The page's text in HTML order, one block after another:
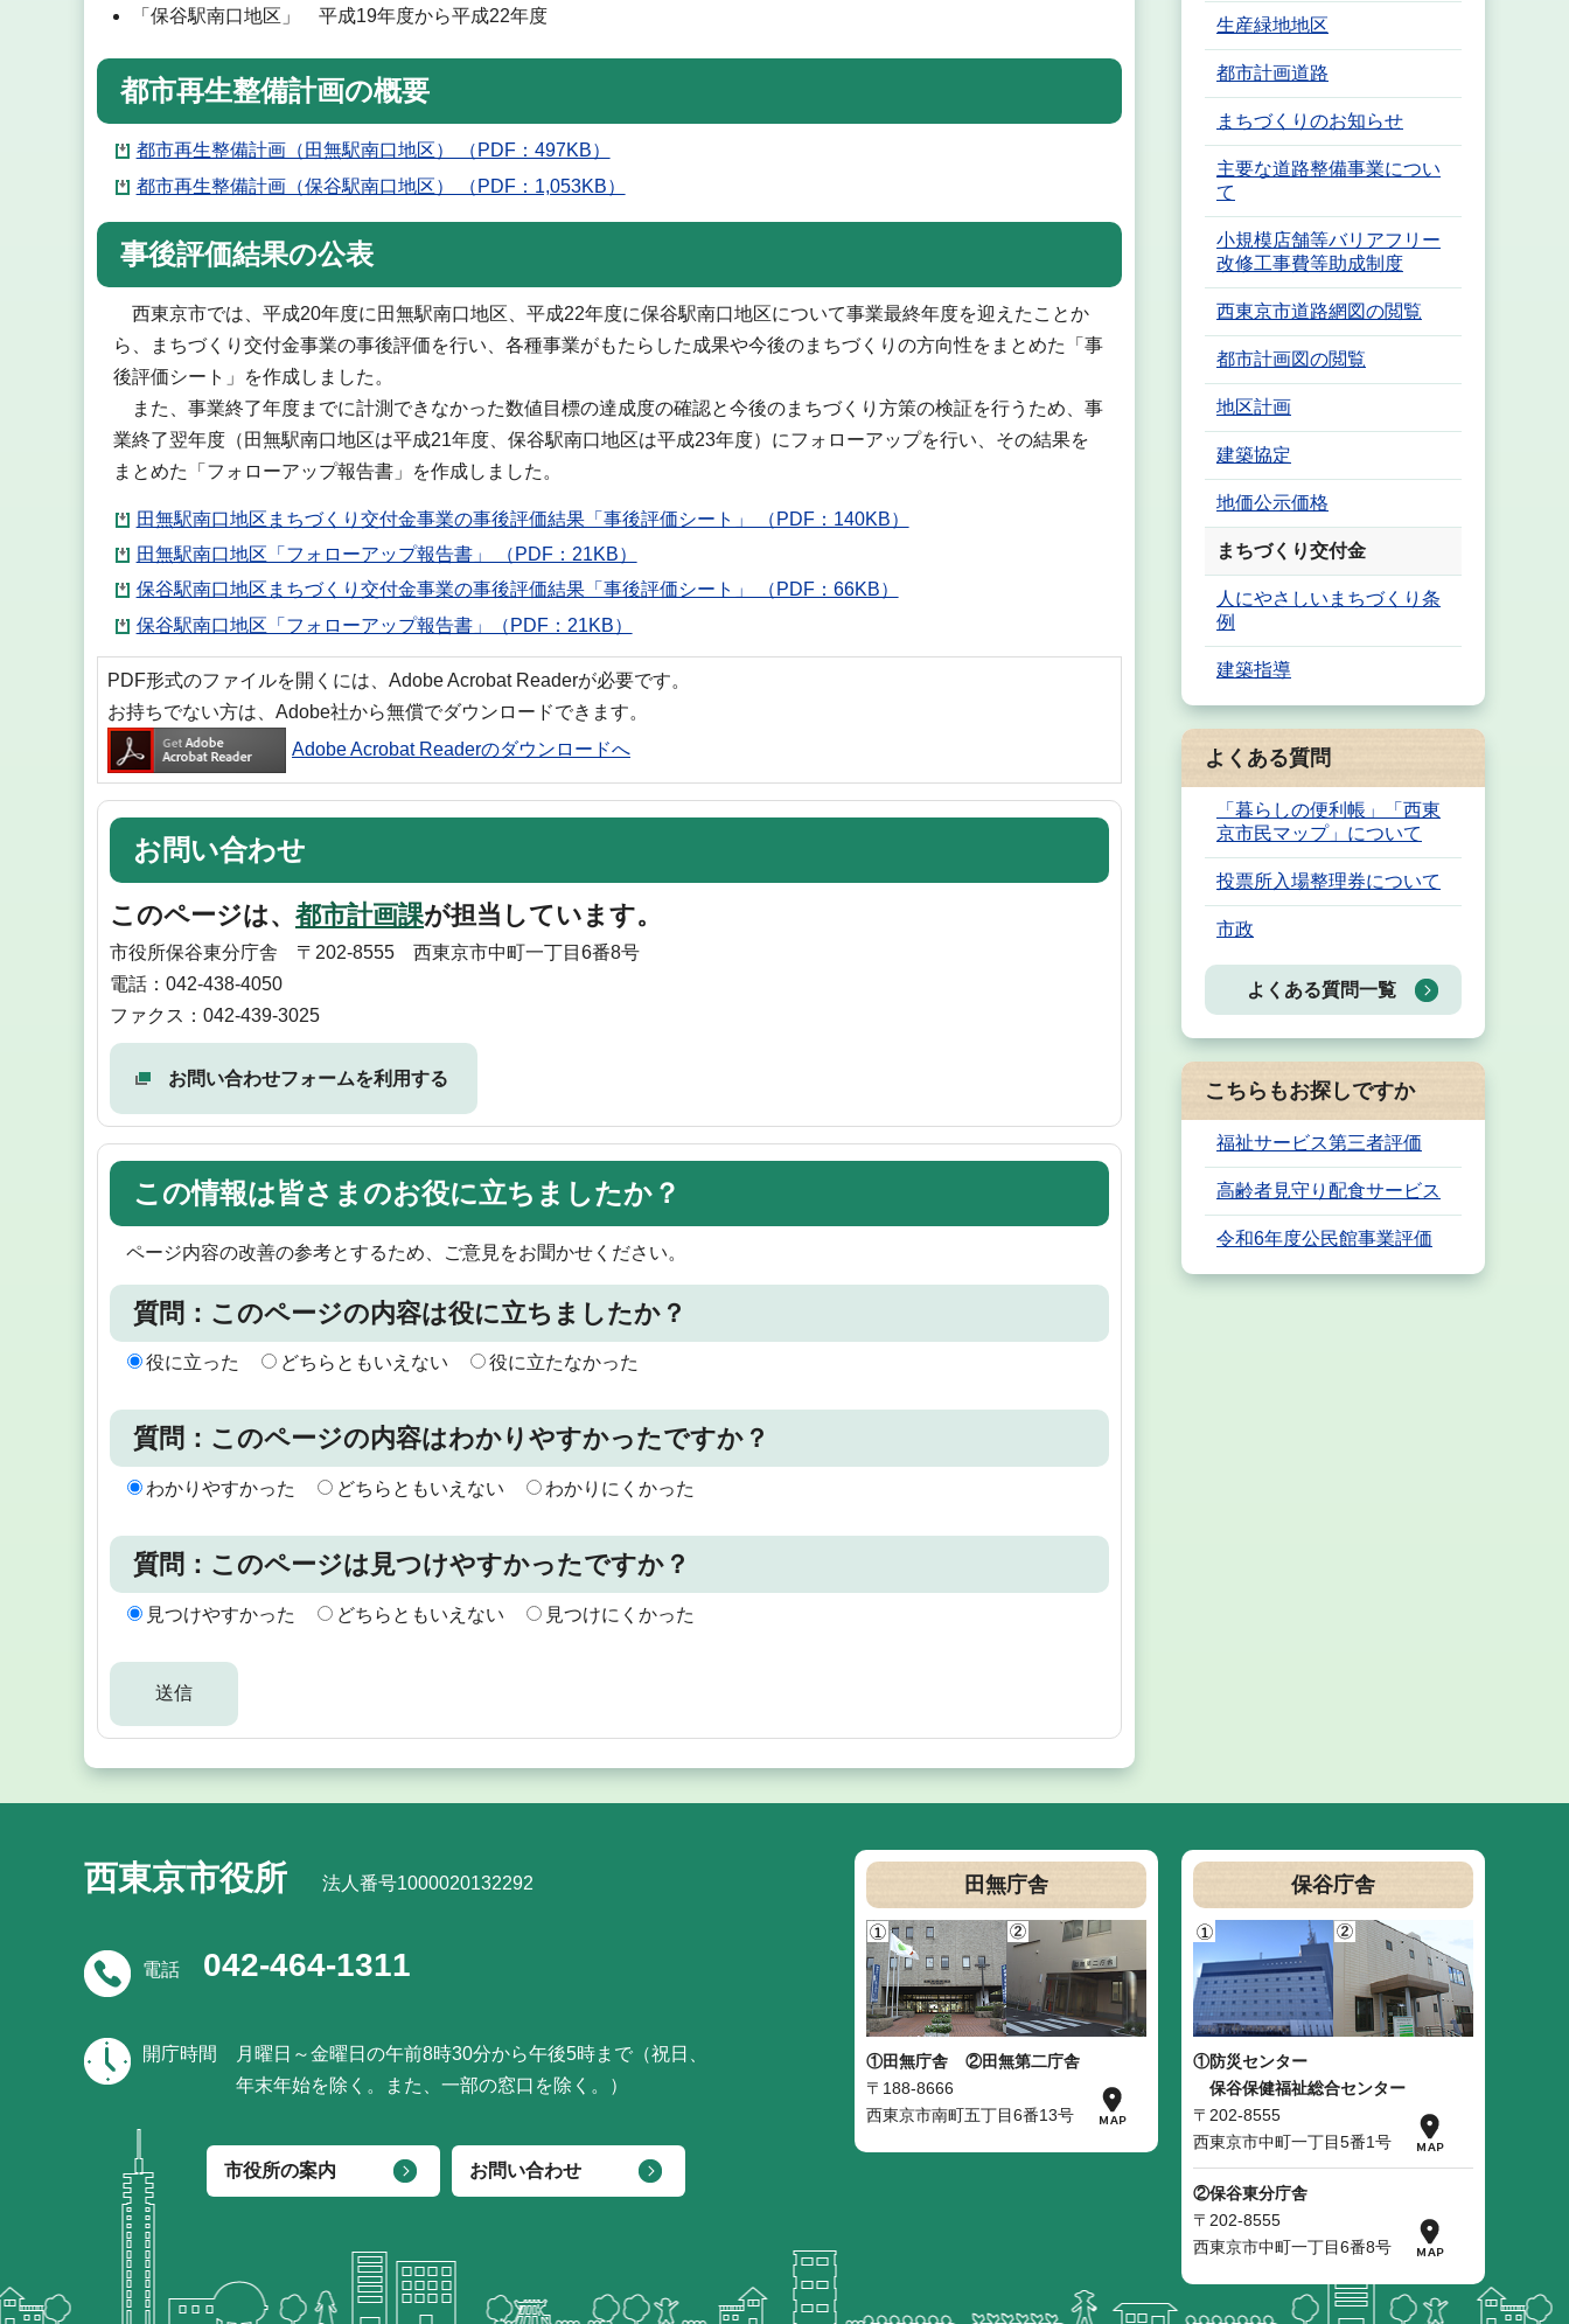
「保谷駅南口地区」 平成19年度から平成22年度
都市再生整備計画の概要
都市再生整備計画（田無駅南口地区） （PDF：497KB）
都市再生整備計画（保谷駅南口地区） （PDF：1,053KB）
事後評価結果の公表
西東京市では、平成20年度に田無駅南口地区、平成22年度に保谷駅南口地区について事業最終年度を迎えたことか
ら、まちづくり交付金事業の事後評価を行い、各種事業がもたらした成果や今後のまちづくりの方向性をまとめた「事
後評価シート」を作成しました。
また、事業終了年度までに計測できなかった数値目標の達成度の確認と今後のまちづくり方策の検証を行うため、事
業終了翌年度（田無駅南口地区は平成21年度、保谷駅南口地区は平成23年度）にフォローアップを行い、その結果を
まとめた「フォローアップ報告書」を作成しました。
田無駅南口地区まちづくり交付金事業の事後評価結果「事後評価シート」 （PDF：140KB）
田無駅南口地区「フォローアップ報告書」 （PDF：21KB）
保谷駅南口地区まちづくり交付金事業の事後評価結果「事後評価シート」 （PDF：66KB）
保谷駅南口地区「フォローアップ報告書」（PDF：21KB）
PDF形式のファイルを開くには、Adobe Acrobat Readerが必要です。
お持ちでない方は、Adobe社から無償でダウンロードできます。
Adobe Acrobat Readerのダウンロードへ
お問い合わせ
このページは、 都市計画課が担当しています。
市役所保谷東分庁舎 〒202-8555 西東京市中町一丁目6番8号
電話：042-438-4050
ファクス：042-439-3025
お問い合わせフォームを利用する
この情報は皆さまのお役に立ちましたか？
ページ内容の改善の参考とするため、ご意見をお聞かせください。
質問：このページの内容は役に立ちましたか？
役に立った どちらともいえない 役に立たなかった
質問：このページの内容はわかりやすかったですか？
わかりやすかった どちらともいえない わかりにくかった
質問：このページは見つけやすかったですか？
見つけやすかった どちらともいえない 見つけにくかった
生産緑地地区
都市計画道路
まちづくりのお知らせ
主要な道路整備事業につい
て
小規模店舗等バリアフリー
改修工事費等助成制度
西東京市道路網図の閲覧
都市計画図の閲覧
地区計画
建築協定
地価公示価格
まちづくり交付金
人にやさしいまちづくり条
例
建築指導
よくある質問
「暮らしの便利帳」「西東
京市民マップ」について
投票所入場整理券について
市政
よくある質問一覧
こちらもお探しですか
福祉サービス第三者評価
高齢者見守り配食サービス
令和6年度公民館事業評価
西東京市役所 法人番号1000020132292
電話 042-464-1311
開庁時間
月曜日～金曜日の午前8時30分から午後5時まで（祝日、
年末年始を除く。また、一部の窓口を除く。）
市役所の案内 お問い合わせ
田無庁舎
①田無庁舎
②田無第二庁舎
〒188-8666
西東京市南町五丁目6番13号
保谷庁舎
①防災センター
保谷保健福祉総合センター
〒202-8555
西東京市中町一丁目5番1号
②保谷東分庁舎
〒202-8555
西東京市中町一丁目6番8号